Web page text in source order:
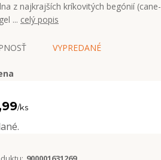
z najkrajších kríkovitých begónií (cane-
... celý popis
VYPREDANÉ
/ks